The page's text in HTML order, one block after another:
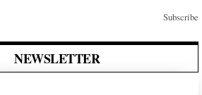
Subscribe
NEWSLETTER